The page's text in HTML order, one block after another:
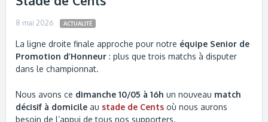
8 mai 2026 ACTUALITÉ
La ligne droite finale approche pour notre équipe Senior de
Promotion d’Honneur: plus que trois matchs à disputer
dans le championnat.
Nous avons ce dimanche 10/05 à 16hun nouveau match
décisif à domicile au stade de Cents où nous aurons
besoin de l’appui de tous nos supporters.